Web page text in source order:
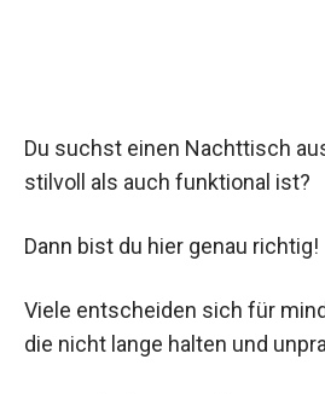
Du suchst einen Nachttisch
stilvoll als auch funktional ist?
Dann bist du hier genau richtig!
Viele entscheiden sich für
die nicht lange halten und